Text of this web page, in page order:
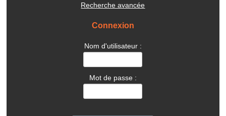
Recherche avancée
Connexion
Nom d'utilisateur :
Mot de passe :